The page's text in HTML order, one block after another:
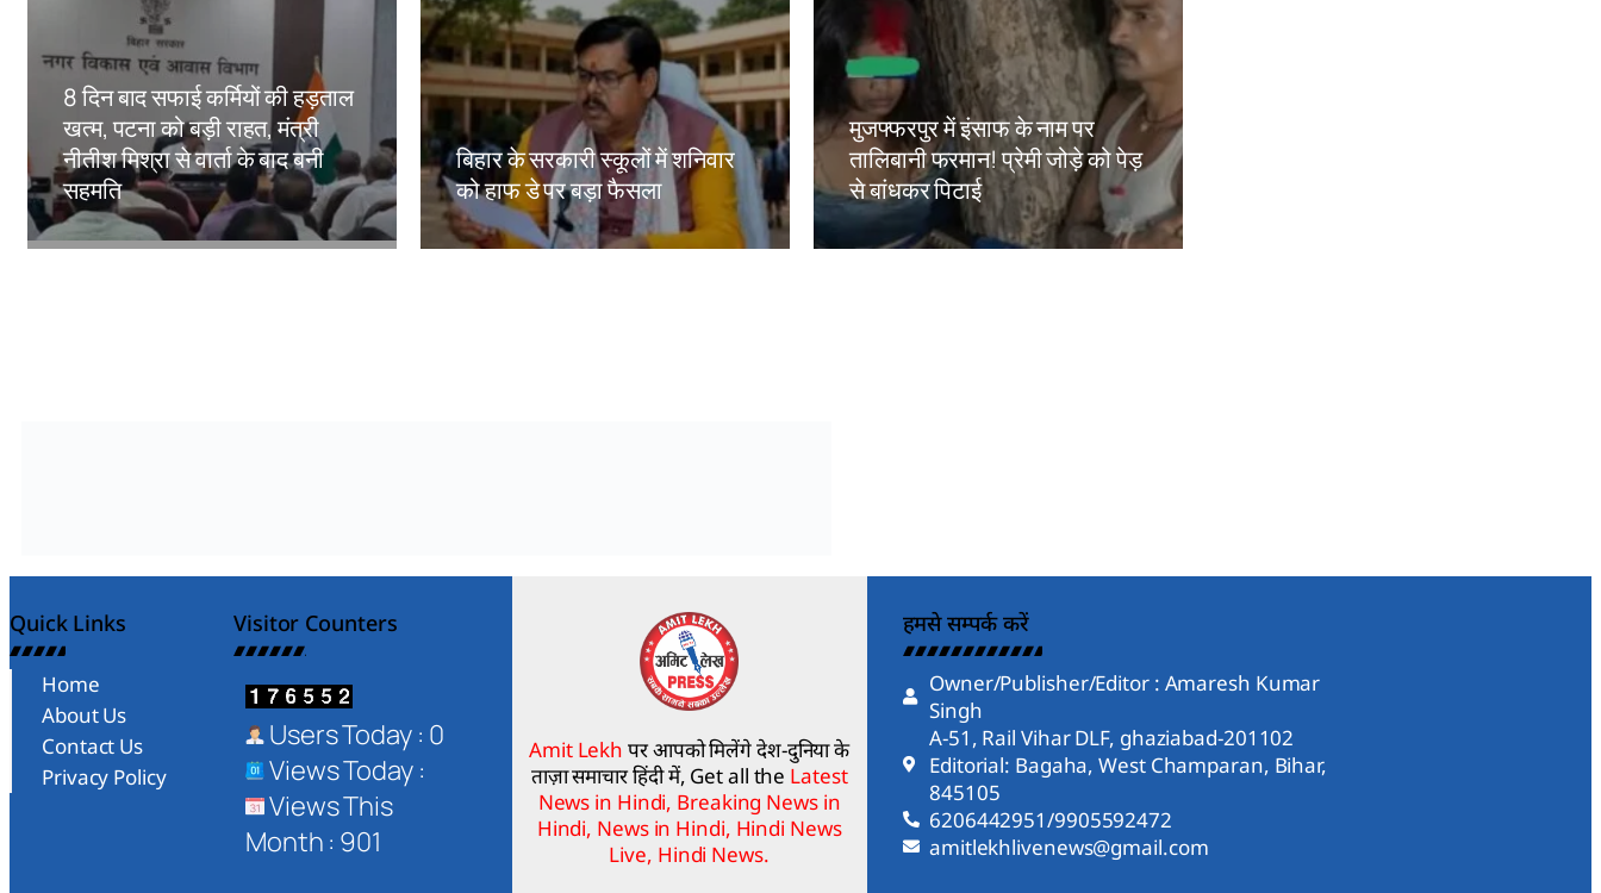
8 दिन बाद सफाई कर्मियों की हड़ताल
खत्म, पटना को बड़ी राहत, मंत्री
नीतीश मिश्रा से वार्ता के बाद बनी
सहमति
Amit Lekh
बिहार के सरकारी स्कूलों में शनिवार
को हाफ डे पर बड़ा फैसला
Amit Lekh
मुजफ्फरपुर में इंसाफ के नाम पर
तालिबानी फरमान! प्रेमी जोड़े को पेड़
से बांधकर पिटाई
Amit Lekh
Quick Links
Home
About Us
Contact Us
Privacy Policy
Visitor Counters
Users Today : 0
Views Today :
Views This
Month : 901
Amit Lekh पर आपको मिलेंगे देश-दुनिया के
ताज़ा समाचार हिंदी में, Get all the Latest
News in Hindi, Breaking News in
Hindi, News in Hindi, Hindi News
Live, Hindi News.
हमसे सम्पर्क करें
Owner/Publisher/Editor : Amaresh Kumar
Singh
A-51, Rail Vihar DLF, ghaziabad-201102
Editorial: Bagaha, West Champaran, Bihar,
845105
6206442951/9905592472
amitlekhlivenews@gmail.com